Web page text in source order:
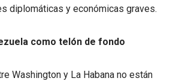
diplomáticas y económicas graves.
como telón de fondo
Washington y La Habana no están